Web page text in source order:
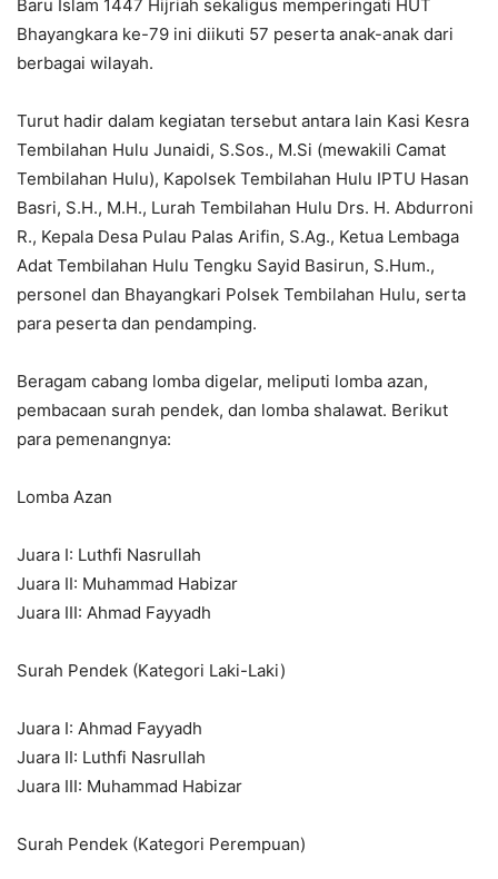
Baru Islam 1447 Hijriah sekaligus memperingati HUT
Bhayangkara ke-79 ini diikuti 57 peserta anak-anak dari
berbagai wilayah.
Turut hadir dalam kegiatan tersebut antara lain Kasi Kesra
Tembilahan Hulu Junaidi, S.Sos., M.Si (mewakili Camat
Tembilahan Hulu), Kapolsek Tembilahan Hulu IPTU Hasan
Basri, S.H., M.H., Lurah Tembilahan Hulu Drs. H. Abdurroni
R., Kepala Desa Pulau Palas Arifin, S.Ag., Ketua Lembaga
Adat Tembilahan Hulu Tengku Sayid Basirun, S.Hum.,
personel dan Bhayangkari Polsek Tembilahan Hulu, serta
para peserta dan pendamping.
Beragam cabang lomba digelar, meliputi lomba azan,
pembacaan surah pendek, dan lomba shalawat. Berikut
para pemenangnya:
Lomba Azan
Juara I: Luthfi Nasrullah
Juara II: Muhammad Habizar
Juara III: Ahmad Fayyadh
Surah Pendek (Kategori Laki-Laki)
Juara I: Ahmad Fayyadh
Juara II: Luthfi Nasrullah
Juara III: Muhammad Habizar
Surah Pendek (Kategori Perempuan)